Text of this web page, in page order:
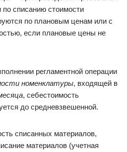
по списанию стоимости
по плановым ценам или с
если плановые цены не
регламентной операции
номенклатуры, входящей в
, себестоимость
до средневзвешенной.
списанных материалов,
материалов (учетная